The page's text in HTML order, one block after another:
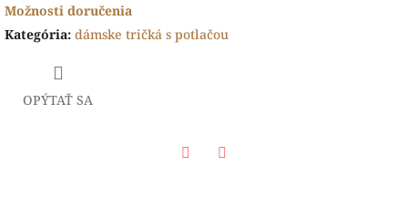
Možnosti doručenia
Kategória: dámske tričká s potlačou
OPÝTAŤ SA